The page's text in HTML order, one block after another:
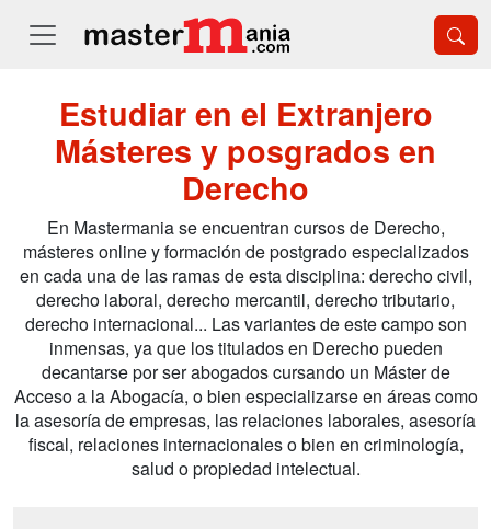
Estudiar en el Extranjero
Másteres y posgrados en
Derecho
En Mastermania se encuentran cursos de Derecho,
másteres online y formación de postgrado especializados
en cada una de las ramas de esta disciplina: derecho civil,
derecho laboral, derecho mercantil, derecho tributario,
derecho internacional... Las variantes de este campo son
inmensas, ya que los titulados en Derecho pueden
decantarse por ser abogados cursando un Máster de
Acceso a la Abogacía, o bien especializarse en áreas como
la asesoría de empresas, las relaciones laborales, asesoría
fiscal, relaciones internacionales o bien en criminología,
salud o propiedad intelectual.